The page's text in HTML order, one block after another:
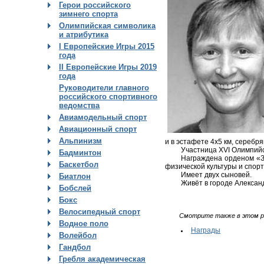
Герои российского
зимнего спорта
Олимпийская символика
и атрибутика
I Европейские Игры 2015
года
II Европейские Игры 2019
года
Руководители главного
российского спортивного
ведомства
Авиамодельный спорт
Авиационный спорт
Альпинизм
Бадминтон
Баскетбол
Биатлон
Бобслей
Бокс
Велосипедный спорт
Водное поло
Волейбол
Гандбол
Гребля академическая
и в эстафете 4х5 км,
Участница XVI
Награждена орденом
физической культуры и
Имеет двух сыновей.
Живёт в городе
Смотрите также в этом
Награды